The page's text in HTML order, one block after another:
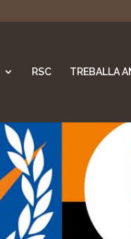
RSC TREBALLA